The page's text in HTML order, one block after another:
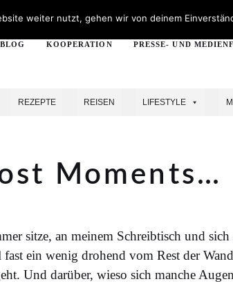
KOOPERATION PRESSE- UND
REZEPTE REISEN LIFESTYLE
Moments…
sitze, an meinem Schreibtisch und sich
ein wenig drohend vom Rest der
Und darüber, wieso sich manche
weiter nutzt, gehen wir von deinem